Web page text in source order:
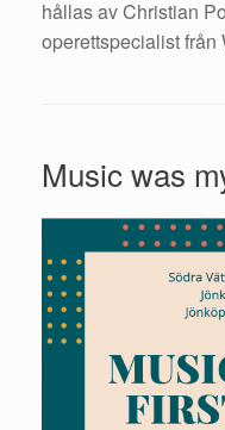
hållas av Christian
operettspecialist från
Music was